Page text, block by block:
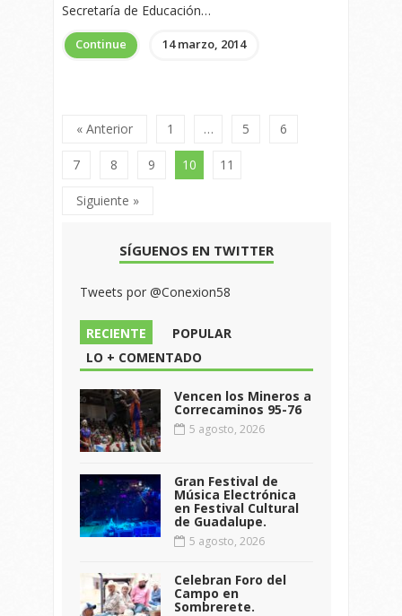
Secretaría de Educación…
Continue 14 marzo, 2014
« Anterior 1 … 5 6
7 8 9 10 11
Siguiente »
SÍGUENOS EN TWITTER
Tweets por @Conexion58
RECIENTE
POPULAR
LO + COMENTADO
Vencen los Mineros a
Correcaminos 95-76
5 agosto, 2026
Gran Festival de
Música Electrónica
en Festival Cultural
de Guadalupe.
5 agosto, 2026
Celebran Foro del
Campo en
Sombrerete.